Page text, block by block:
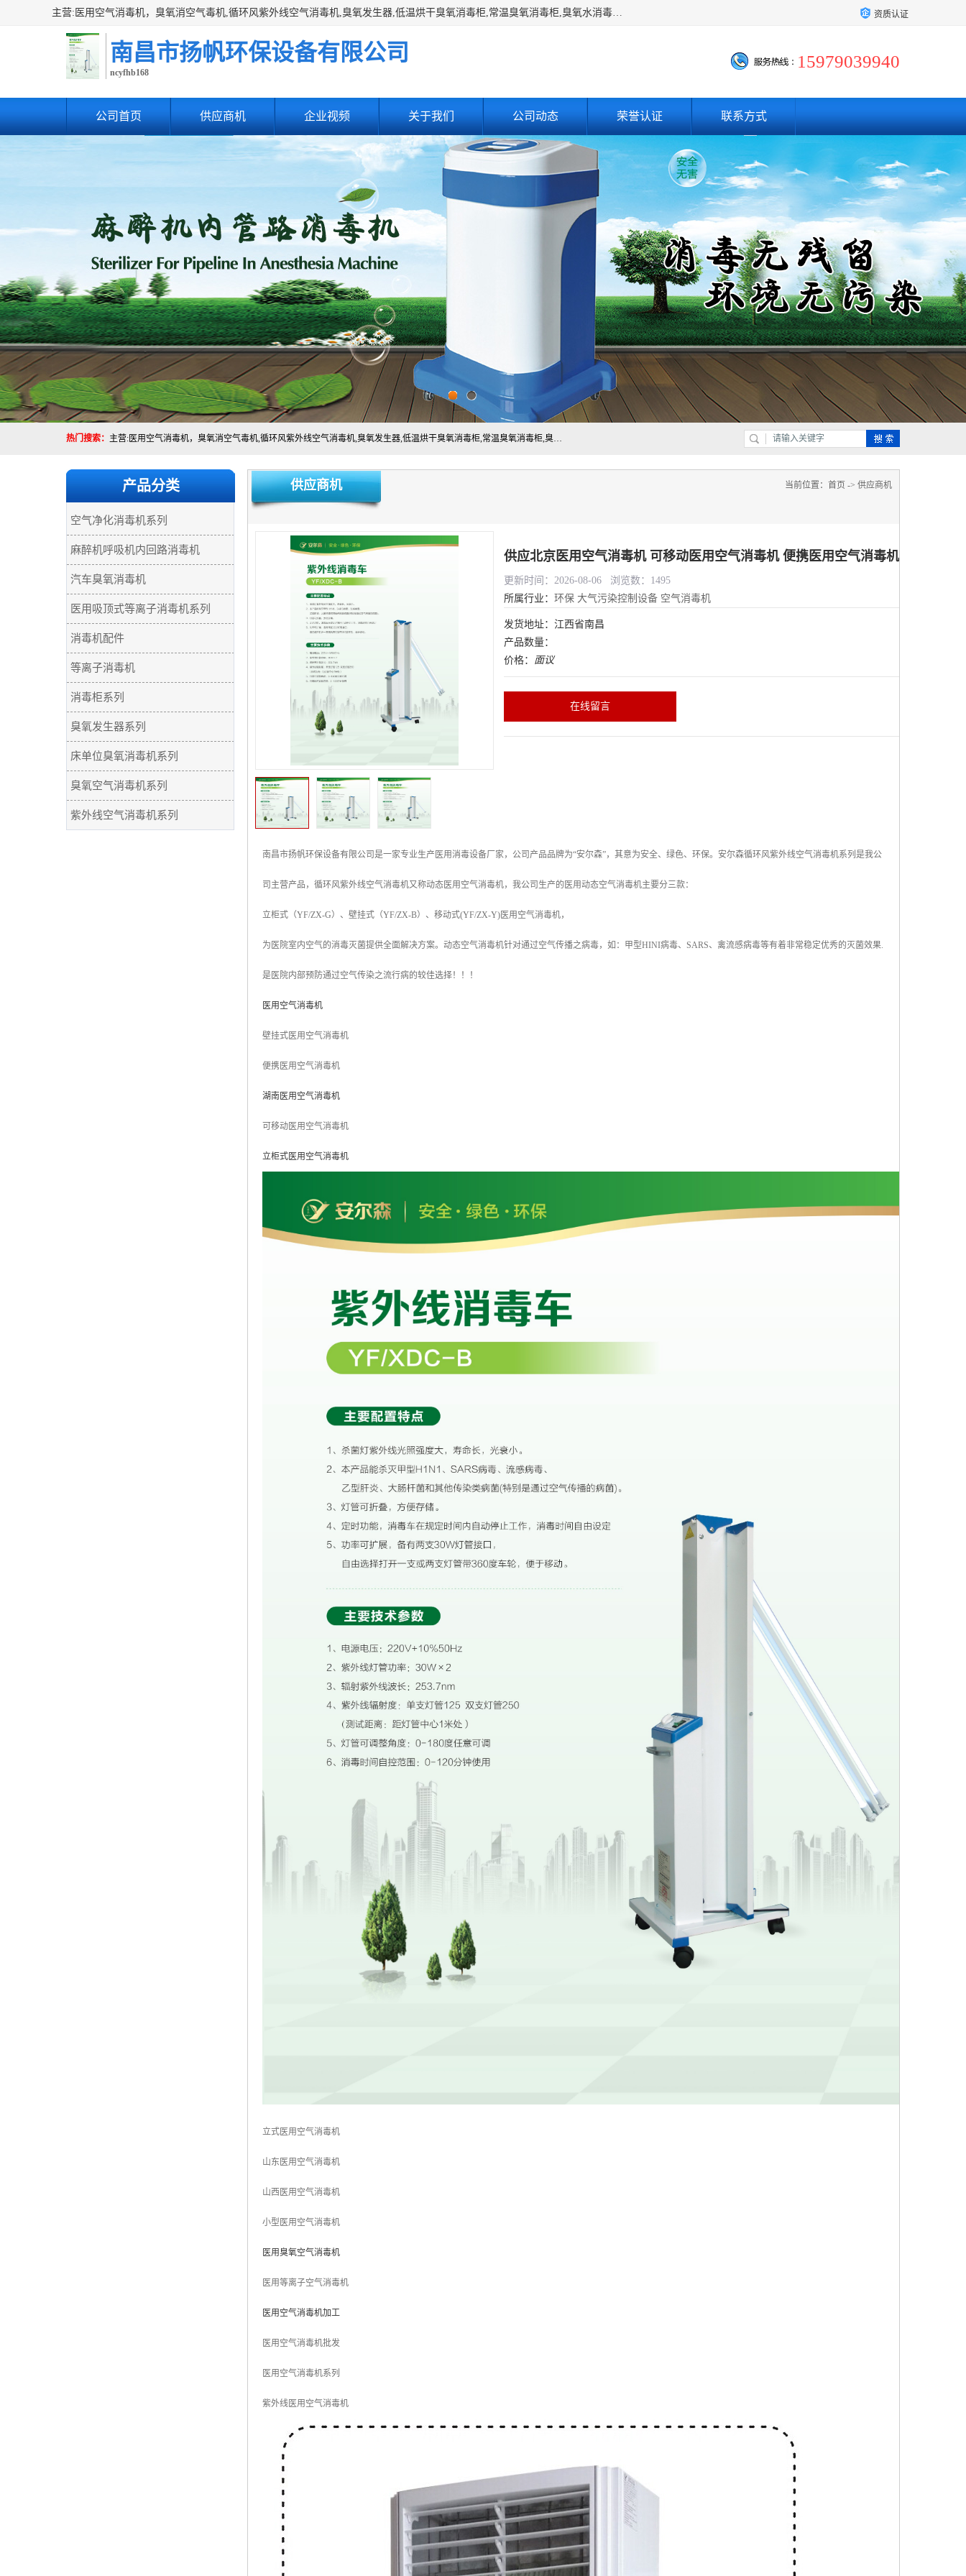
主营:医用空气消毒机，臭氧消空气毒机,循环风紫外线空气消毒机,臭氧发生器,低温烘干臭氧消毒柜,常温臭氧消毒柜,臭氧水消毒机,管道容器臭氧消毒机,内置式臭氧消毒机,外置式臭氧消毒机,床单位臭氧消毒器。医用工作服灭菌柜，医用拖鞋消毒柜,麻醉机内管路消毒机，呼吸机回路消毒机 资质认证
南昌市扬帆环保设备有限公司
ncyfhb168
15979039940
公司首页 供应商机 企业视频 关于我们 公司动态 荣誉认证 联系方式
热门搜索： 主营:医用空气消毒机，臭氧消空气毒机,循环风紫外线空气消毒机,臭氧发生器,低温烘干臭氧消毒柜,常温臭氧消毒柜,臭氧水消毒机,管道容器臭氧消毒机,内置式臭氧消毒机,外置式臭氧消毒机,床单位臭氧消毒器。医用工作服灭菌柜，医用拖鞋消毒柜,麻醉机内管路消毒机，呼吸机回路消毒机
产品分类
空气净化消毒机系列
麻醉机呼吸机内回路消毒机
汽车臭氧消毒机
医用吸顶式等离子消毒机系列
消毒机配件
等离子消毒机
消毒柜系列
臭氧发生器系列
床单位臭氧消毒机系列
臭氧空气消毒机系列
紫外线空气消毒机系列
供应商机 当前位置： 首页 -> 供应商机
供应北京医用空气消毒机 可移动医用空气消毒机 便携医用空气消毒机
更新时间：2026-08-06 浏览数：1495
所属行业： 环保 大气污染控制设备 空气消毒机
发货地址：江西省南昌
产品数量：
价格： 面议
在线留言
南昌市扬帆环保设备有限公司是一家专业生产医用消毒设备厂家，公司产品品牌为“安尔森”，其意为安全、绿色、环保。安尔森循环风紫外线空气消毒机系列是我公
司主营产品，循环风紫外线空气消毒机又称动态医用空气消毒机，我公司生产的医用动态空气消毒机主要分三款：
立柜式（YF/ZX-G）、壁挂式（YF/ZX-B）、移动式(YF/ZX-Y)医用空气消毒机，
为医院室内空气的消毒灭菌提供全面解决方案。动态空气消毒机针对通过空气传播之病毒，如：甲型HINI病毒、SARS、禽流感病毒等有着非常稳定优秀的灭菌效果.
是医院内部预防通过空气传染之流行病的较佳选择！！！
医用空气消毒机
壁挂式医用空气消毒机
便携医用空气消毒机
湖南医用空气消毒机
可移动医用空气消毒机
立柜式医用空气消毒机
立式医用空气消毒机
山东医用空气消毒机
山西医用空气消毒机
小型医用空气消毒机
医用臭氧空气消毒机
医用等离子空气消毒机
医用空气消毒机加工
医用空气消毒机批发
医用空气消毒机系列
紫外线医用空气消毒机